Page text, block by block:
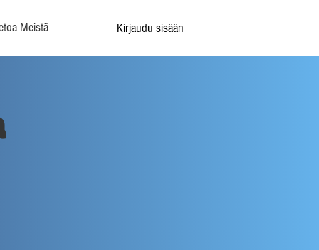
Meistä Kirjaudu sisään